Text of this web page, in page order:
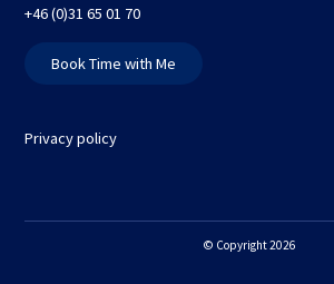
+46 (0)31 65 01 70
Book Time with Me
Privacy policy
© Copyright 2026